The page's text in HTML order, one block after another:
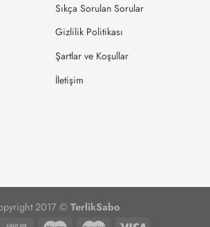
Sıkça Sorulan Sorular
Gizlilik Politikası
Şartlar ve Koşullar
İletişim
2017 © TerlikSabo